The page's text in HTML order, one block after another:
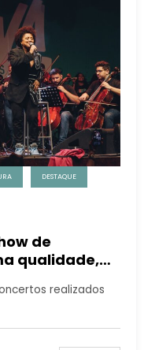
DESTAQUE
de
qualidade,
realizados